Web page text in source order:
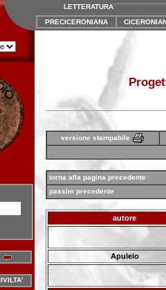
LETTERATURA
PRECICERONIANA
versione stampabile
torna alla pagina precedente
passim precedente
autore
Apuleio